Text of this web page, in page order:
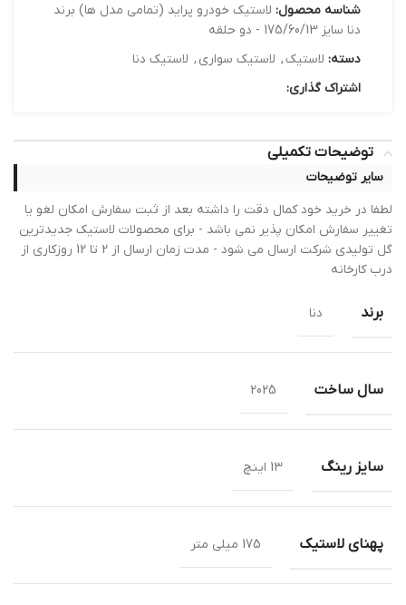
شناسه محصول: لاستیک خودرو پراید (تمامی مدل ها) برند
دنا سایز 175/60/13 - دو حلقه
دسته: لاستیک, لاستیک سواری , لاستیک دنا
اشتراک گذاری:
توضیحات تکمیلی
سایر توضیحات
لطفا در خرید خود کمال دقت را داشته بعد از ثبت سفارش امکان لغو یا
تغییر سفارش امکان پذیر نمی باشد - برای محصولات لاستیک جدیدترین
گل تولیدی شرکت ارسال می شود - مدت زمان ارسال از 2 تا 12 روزکاری از
درب کارخانه
برند دنا
سال ساخت 2025
سایز رینگ 13 اینچ
پهنای لاستیک 175 میلی متر